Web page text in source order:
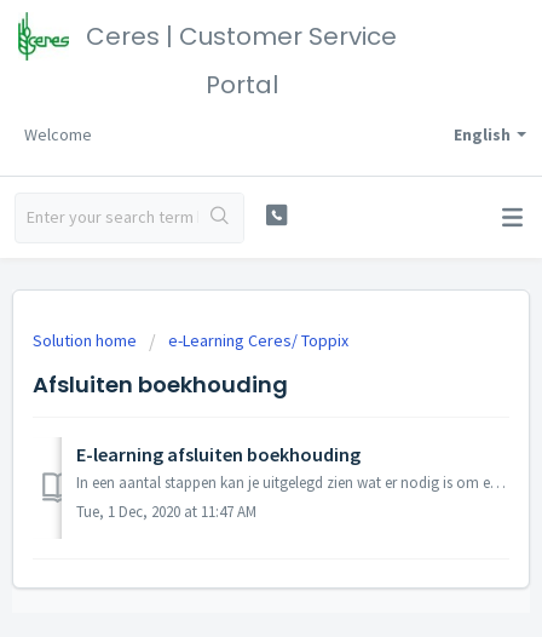
Ceres | Customer Service
Portal
English
Welcome
Solution home e-Learning Ceres/ Toppix
Afsluiten boekhouding
E-learning afsluiten boekhouding
In een aantal stappen kan je uitgelegd zien wat er nodig is om een boekhouding op te starten en af te sluiten. Zorg dat alle onderdelen (indien van toepassi...
Tue, 1 Dec, 2020 at 11:47 AM